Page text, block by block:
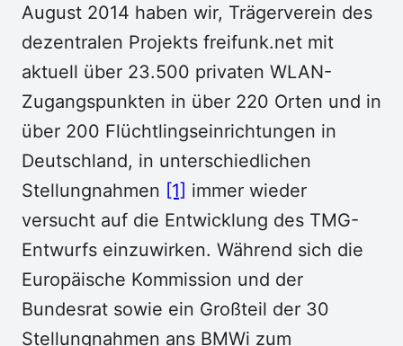
August 2014 haben wir, Trägerverein des
dezentralen Projekts freifunk.net mit
aktuell über 23.500 privaten WLAN-
Zugangspunkten in über 220 Orten und in
über 200 Flüchtlingseinrichtungen in
Deutschland, in unterschiedlichen
Stellungnahmen [1] immer wieder
versucht auf die Entwicklung des TMG-
Entwurfs einzuwirken. Während sich die
Europäische Kommission und der
Bundesrat sowie ein Großteil der 30
Stellungnahmen ans BMWi zum